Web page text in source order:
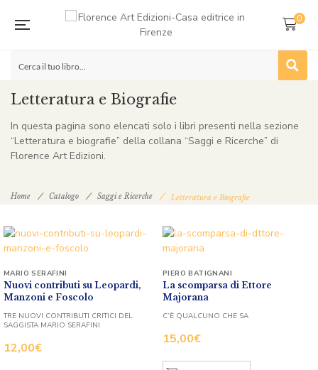
0
Letteratura e Biografie
In questa pagina sono elencati solo i libri presenti nella sezione
“Letteratura e biografie” della collana “Saggi e Ricerche” di
Florence Art Edizioni.
Home Catalogo Saggi e Ricerche Letteratura e Biografie
Nuovi contributi su Leopardi,
Manzoni e Foscolo
12,00€
MARIO SERAFINI
TRE NUOVI CONTRIBUTI CRITICI DEL
SAGGISTA MARIO SERAFINI
La scomparsa di Ettore
Majorana
15,00€
PIERO BATIGNANI
C’È QUALCUNO CHE SA